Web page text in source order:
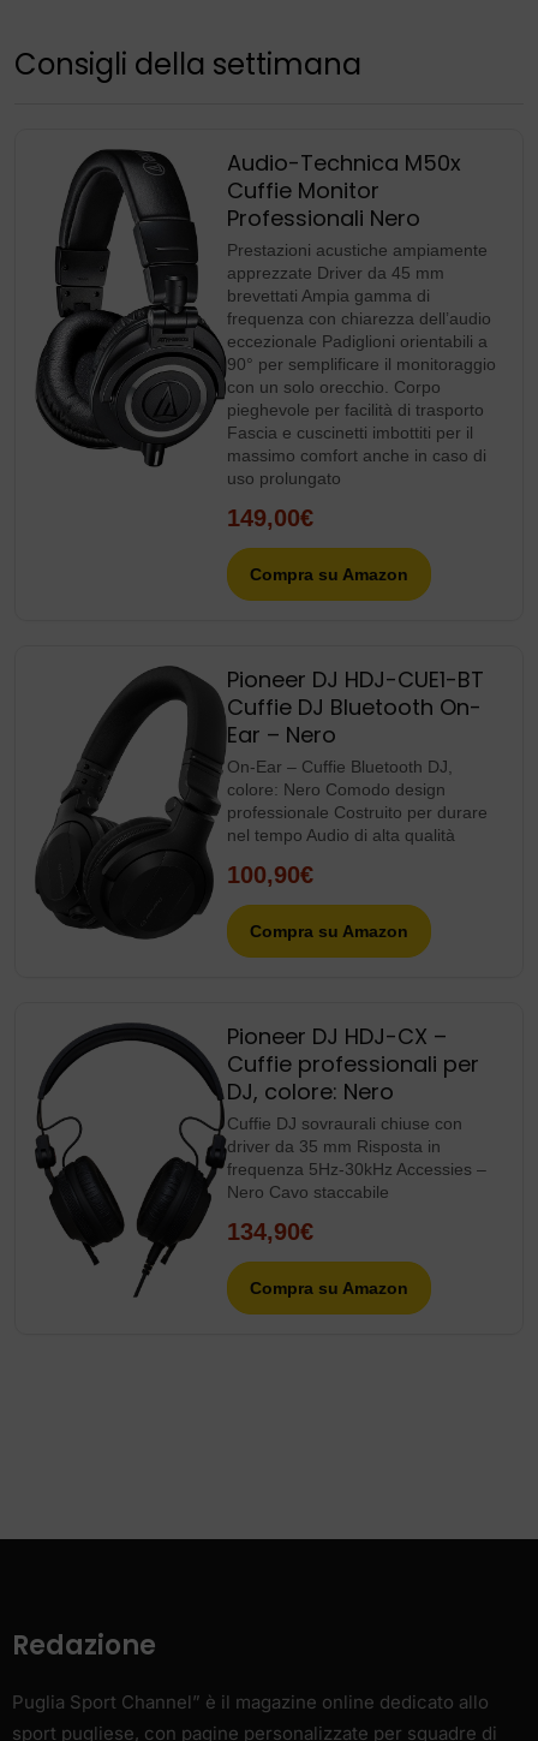
Consigli della settimana
Audio-Technica M50x
Cuffie Monitor
Professionali Nero
Prestazioni acustiche ampiamente
apprezzate Driver da 45 mm
brevettati Ampia gamma di
frequenza con chiarezza dell’audio
eccezionale Padiglioni orientabili a
90° per semplificare il monitoraggio
con un solo orecchio. Corpo
pieghevole per facilità di trasporto
Fascia e cuscinetti imbottiti per il
massimo comfort anche in caso di
uso prolungato
149,00€
Compra su Amazon
Pioneer DJ HDJ-CUE1-BT
Cuffie DJ Bluetooth On-
Ear – Nero
On-Ear – Cuffie Bluetooth DJ,
colore: Nero Comodo design
professionale Costruito per durare
nel tempo Audio di alta qualità
100,90€
Compra su Amazon
Pioneer DJ HDJ-CX –
Cuffie professionali per
DJ, colore: Nero
Cuffie DJ sovraurali chiuse con
driver da 35 mm Risposta in
frequenza 5Hz-30kHz Accessies –
Nero Cavo staccabile
134,90€
Compra su Amazon
Redazione
Puglia Sport Channel” è il magazine online dedicato allo
sport pugliese, con pagine personalizzate per squadre di